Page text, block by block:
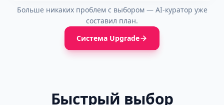
Больше никаких проблем с выбором — AI-куратор уже
составил план.
Система Upgrade
Быстрый выбор